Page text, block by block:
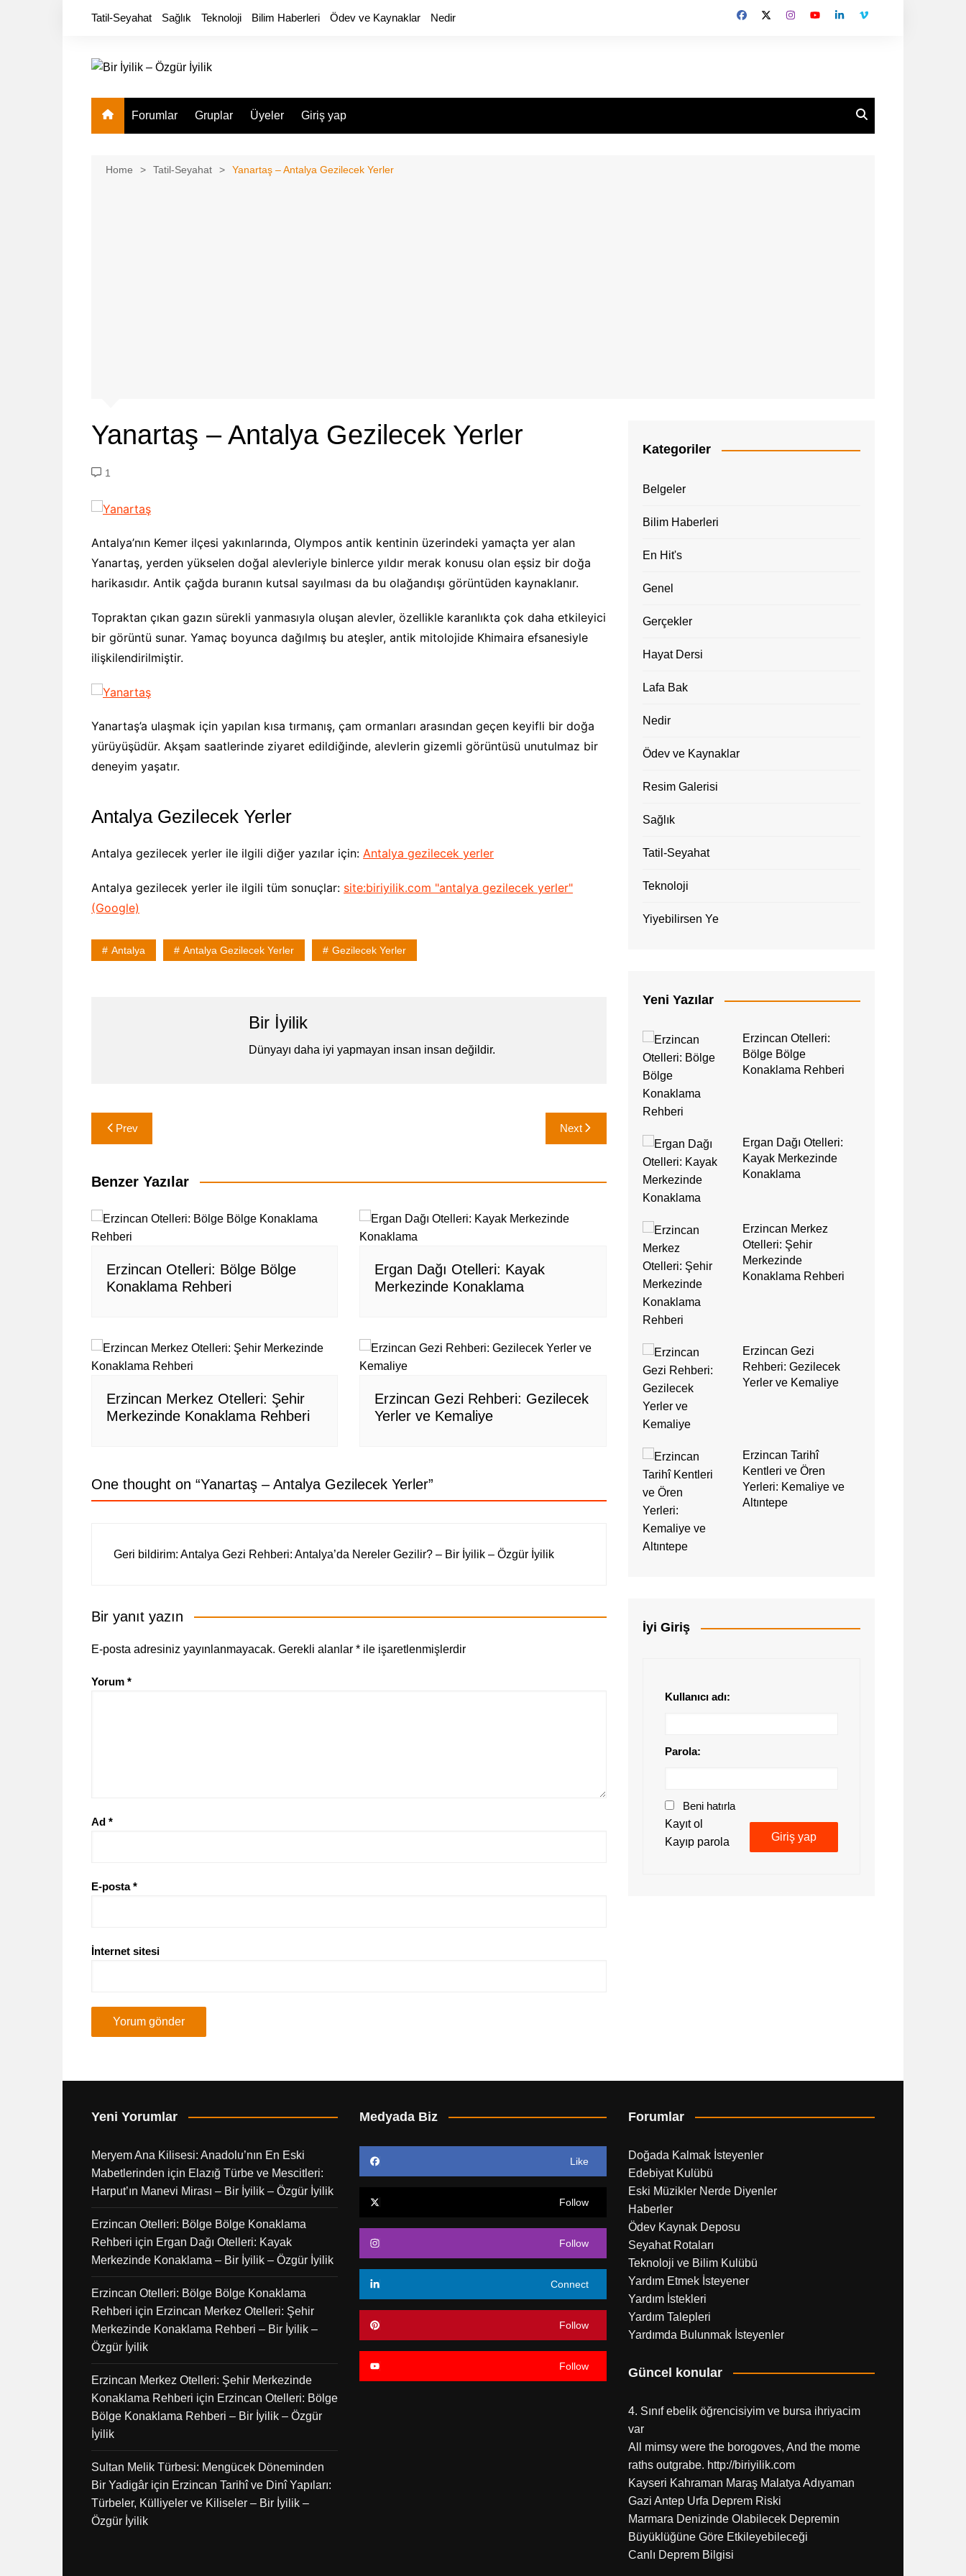
Tatil-Seyahat Sağlık Teknoloji Bilim Haberleri Ödev ve Kaynaklar Nedir
Forumlar Gruplar Üyeler Giriş yap
Home Tatil-Seyahat Yanartaş – Antalya Gezilecek Yerler
Yanartaş – Antalya Gezilecek Yerler
1
Antalya’nın Kemer ilçesi yakınlarında, Olympos antik kentinin üzerindeki yamaçta yer alan
Yanartaş, yerden yükselen doğal alevleriyle binlerce yıldır merak konusu olan eşsiz bir doğa
harikasıdır. Antik çağda buranın kutsal sayılması da bu olağandışı görüntüden kaynaklanır.
Topraktan çıkan gazın sürekli yanmasıyla oluşan alevler, özellikle karanlıkta çok daha etkileyici
bir görüntü sunar. Yamaç boyunca dağılmış bu ateşler, antik mitolojide Khimaira efsanesiyle
ilişkilendirilmiştir.
Yanartaş’a ulaşmak için yapılan kısa tırmanış, çam ormanları arasından geçen keyifli bir doğa
yürüyüşüdür. Akşam saatlerinde ziyaret edildiğinde, alevlerin gizemli görüntüsü unutulmaz bir
deneyim yaşatır.
Antalya Gezilecek Yerler
Antalya gezilecek yerler ile ilgili diğer yazılar için: Antalya gezilecek yerler
Antalya gezilecek yerler ile ilgili tüm sonuçlar: site:biriyilik.com "antalya gezilecek yerler"
(Google)
Antalya Antalya Gezilecek Yerler Gezilecek Yerler
Bir İyilik
Dünyayı daha iyi yapmayan insan insan değildir.
Yazı
gezinmesi
Prev Next
Benzer Yazılar
Erzincan Otelleri: Bölge Bölge
Konaklama Rehberi
Ergan Dağı Otelleri: Kayak
Merkezinde Konaklama
Erzincan Merkez Otelleri: Şehir
Merkezinde Konaklama Rehberi
Erzincan Gezi Rehberi: Gezilecek
Yerler ve Kemaliye
One thought on “Yanartaş – Antalya Gezilecek Yerler”
Geri bildirim: Antalya Gezi Rehberi: Antalya’da Nereler Gezilir? – Bir İyilik – Özgür İyilik
Bir yanıt yazın
E-posta adresiniz yayınlanmayacak. Gerekli alanlar * ile işaretlenmişlerdir
Yorum *
Ad *
E-posta*
İnternet sitesi
Kategoriler
Belgeler
Bilim Haberleri
En Hit's
Genel
Gerçekler
Hayat Dersi
Lafa Bak
Nedir
Ödev ve Kaynaklar
Resim Galerisi
Sağlık
Tatil-Seyahat
Teknoloji
Yiyebilirsen Ye
Yeni Yazılar
Erzincan Otelleri:
Bölge Bölge
Konaklama Rehberi
Ergan Dağı Otelleri:
Kayak Merkezinde
Konaklama
Erzincan Merkez
Otelleri: Şehir
Merkezinde
Konaklama Rehberi
Erzincan Gezi
Rehberi: Gezilecek
Yerler ve Kemaliye
Erzincan Tarihî
Kentleri ve Ören
Yerleri: Kemaliye ve
Altıntepe
İyi Giriş
Kullanıcı adı:
Parola:
Beni hatırla
Giriş yap
Kayıt ol
Kayıp parola
Yeni Yorumlar
Meryem Ana Kilisesi: Anadolu’nın En Eski
Mabetlerinden için Elazığ Türbe ve Mescitleri:
Harput’ın Manevi Mirası – Bir İyilik – Özgür İyilik
Erzincan Otelleri: Bölge Bölge Konaklama
Rehberi için Ergan Dağı Otelleri: Kayak
Merkezinde Konaklama – Bir İyilik – Özgür İyilik
Erzincan Otelleri: Bölge Bölge Konaklama
Rehberi için Erzincan Merkez Otelleri: Şehir
Merkezinde Konaklama Rehberi – Bir İyilik –
Özgür İyilik
Erzincan Merkez Otelleri: Şehir Merkezinde
Konaklama Rehberi için Erzincan Otelleri: Bölge
Bölge Konaklama Rehberi – Bir İyilik – Özgür
İyilik
Sultan Melik Türbesi: Mengücek Döneminden
Bir Yadigâr için Erzincan Tarihî ve Dinî Yapıları:
Türbeler, Külliyeler ve Kiliseler – Bir İyilik –
Özgür İyilik
Medyada Biz
Like
Follow
Follow
Connect
Follow
Follow
Forumlar
Doğada Kalmak İsteyenler
Edebiyat Kulübü
Eski Müzikler Nerde Diyenler
Haberler
Ödev Kaynak Deposu
Seyahat Rotaları
Teknoloji ve Bilim Kulübü
Yardım Etmek İsteyener
Yardım İstekleri
Yardım Talepleri
Yardımda Bulunmak İsteyenler
Güncel konular
4. Sınıf ebelik öğrencisiyim ve bursa ihriyacim
var
All mimsy were the borogoves, And the mome
raths outgrabe. http://biriyilik.com
Kayseri Kahraman Maraş Malatya Adıyaman
Gazi Antep Urfa Deprem Riski
Marmara Denizinde Olabilecek Depremin
Büyüklüğüne Göre Etkileyebileceği
Canlı Deprem Bilgisi